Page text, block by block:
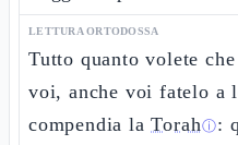
LETTURA ORTODOSSA
Tutto quanto volete
voi, anche voi fatelo a
compendia laTorahⓘ: